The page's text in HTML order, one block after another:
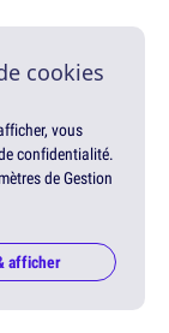
cookies
vous
confidentialité.
de Gestion
afficher